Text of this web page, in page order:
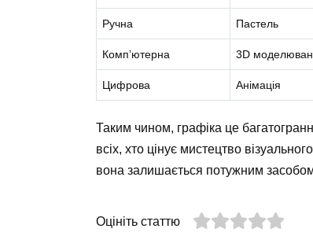
Ручна Пастель
Комп’ютерна 3D
Цифрова Анімація
Таким чином, графіка це
всіх, хто цінує мистецтво
вона залишається потужним
Оцініть статтю